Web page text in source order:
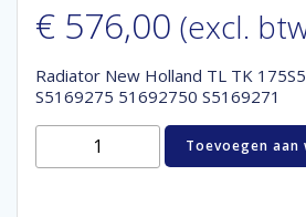
€ 576,00 (excl.
Radiator New Holland TL TK
S5169275 51692750 S5169271
Radiator
Toevoegen aan